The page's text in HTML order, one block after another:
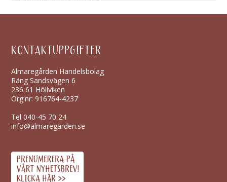
KONTAKTUPPGIFTER
Almaregården Handelsbolag
Räng Sandsvägen 6
236 61 Höllviken
Org.nr: 916764-4237
Tel040-45 70 24
info@almaregarden.se